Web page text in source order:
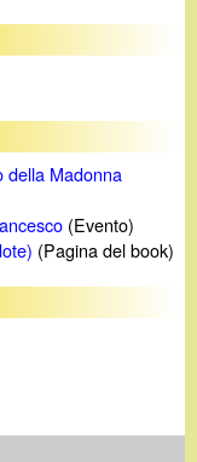
della Madonna
(Evento)
(Pagina del book)